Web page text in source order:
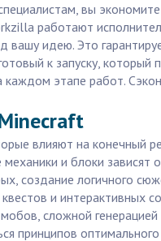
вы экономите
работают
идею. Это
к запуску, который
этапе работ.
влияют на конечный
и блоки
создание логичного
и интерактивных
сложной
принципов